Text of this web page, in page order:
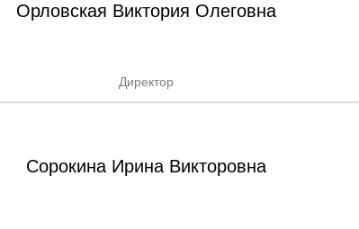
Орловская Виктория Олеговна
Директор
Сорокина Ирина Викторовна